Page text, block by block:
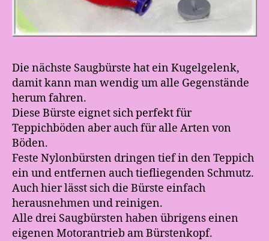
Die nächste Saugbürste hat ein Kugelgelenk,
damit kann man wendig um alle Gegenstände
herum fahren.
Diese Bürste eignet sich perfekt für
Teppichböden aber auch für alle Arten von
Böden.
Feste Nylonbürsten dringen tief in den Teppich
ein und entfernen auch tiefliegenden Schmutz.
Auch hier lässt sich die Bürste einfach
herausnehmen und reinigen.
Alle drei Saugbürsten haben übrigens einen
eigenen Motorantrieb am Bürstenkopf.